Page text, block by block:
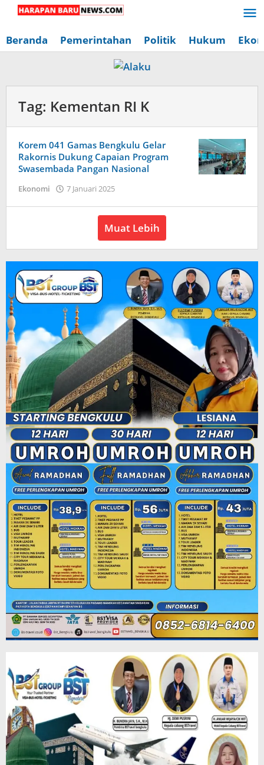
Lewati
konten
Beranda Pemerintahan Politik Hukum
Tag: Kementan RI K
Korem 041 Gamas Bengkulu Gelar
Rakornis Dukung Capaian Program
Swasembada Pangan Nasional
Ekonomi 7 Januari 2025
Harapan
News
Muat Lebih